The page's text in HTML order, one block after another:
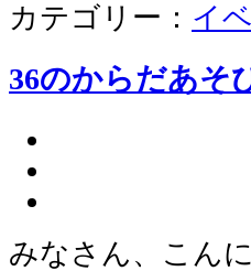
カテゴリー： イ
36のからだあそ
みなさん、こん